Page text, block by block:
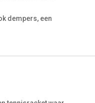
dempers, een